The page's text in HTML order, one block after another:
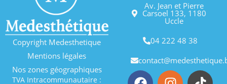
Copyright Medesthetique
Mentions légales
Nos zones géographiques
TVA Intracommunautaire :
Av. Jean et Pierre
Carsoel 133, 1180
Uccle
04 222 48 38